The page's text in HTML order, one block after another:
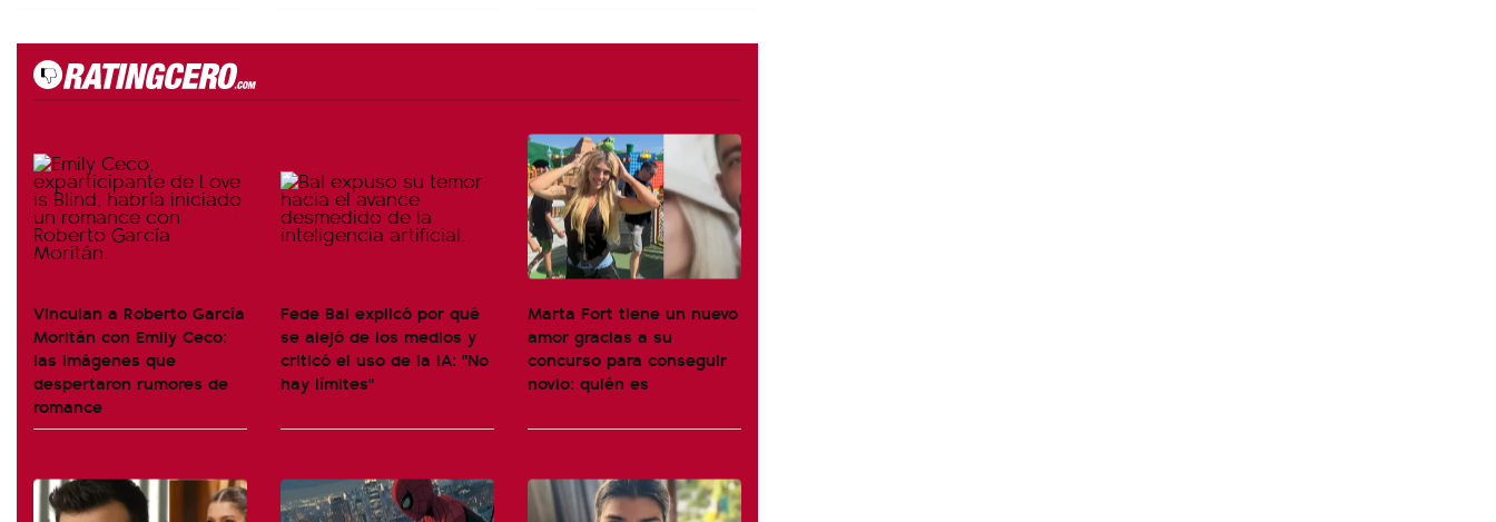
Vinculan a Roberto García
Moritán con Emily Ceco:
las imágenes que
despertaron rumores de
romance
Fede Bal explicó por qué
se alejó de los medios y
criticó el uso de la IA: "No
hay límites"
Marta Fort tiene un nuevo
amor gracias a su
concurso para conseguir
novio: quién es